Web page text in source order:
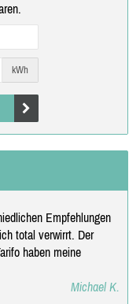
kWh
Empfehlungen
total verwirrt. Der
haben meine
Michael K.